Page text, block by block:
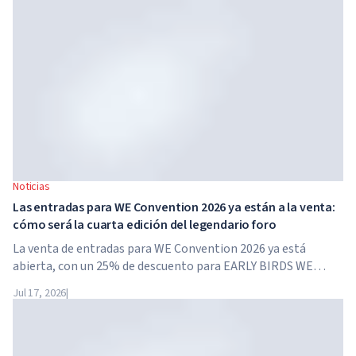
Noticias
Las entradas para WE Convention 2026 ya están a la venta:
cómo será la cuarta edición del legendario foro
La venta de entradas para WE Convention 2026 ya está
abierta, con un 25% de descuento para EARLY BIRDS WE
noviembre de 2026, el foro se celebrará en SO/...
Jul 17, 2026|